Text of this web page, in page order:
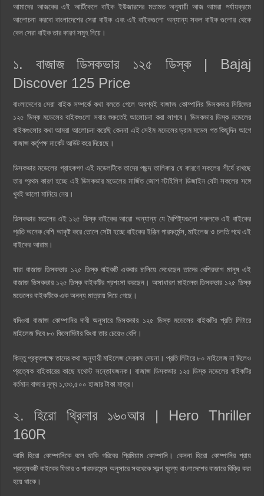
আমাদের আজকের এই আর্টিকেলে বাইক ইউজারদের মতামত অনুযায়ী আজ আমরা পর্যায়ক্রমে
আলোচনা করবো বাংলাদেশের সেরা বাইক এবং এই বাইকগুলাে অন্যান্য সকল বাইক গুলোর থেকে
কেন সেরা বাইক তার কারণ সমুহ নিয়ে।
১. বাজাজ ডিসকভার ১২৫ ডিস্ক | Bajaj
Discover 125 Price
বাংলাদেশের সেরা বাইক সম্পর্কে কথা বলতে গেলে অবশ্যই বাজাজ কোম্পানির ডিসকভার সিরিজের
১২৫ ডিস্ক মডেলের বাইকগুলো সবার শুরুতেই আলোচনা করা লাগবে। ডিসকভার ডিস্ক মডেলের
বাইকগুলোর কথা আমরা আলোচনা করেছি কেননা এই সেইম মডেলের ড্রাম মডেল গত কিছুদিন আগে
বাজাজ কর্তৃপক্ষ মার্কেট আউট করে দিয়েছে।
ডিসকভার মডেলের গ্রাহকগণ এই মডেলটিকে তাদের পছন্দ তালিকায় যে কারণে সকলের শীর্ষে রাখছে
তার প্রথম কারণ হচ্ছে এই ডিসকভার মডেলের মার্জিত জোশ স্টাইলিশ ডিজাইন যেটা সকলের সঙ্গে
খুবই ভালো মানিয়ে নেয়।
ডিসকভার মডলের এই ১২৫ ডিস্ক বাইকের আরো অন্যান্য যে বৈশিষ্ট্যগুলো সকলকে এই বাইকের
প্রতি অনেক বেশি আকৃষ্ট করে তোলে সেটা হচ্ছে বাইকের ইঞ্জিন পারফর্মেন্স, মাইলেজ ও চলতি পথে এই
বাইকের আরাম।
যারা বাজাজ ডিসকভার ১২৫ ডিস্ক বাইকটি একবার চালিয়ে দেখেছেন তাদের বেশিরভাগ মানুষ এই
বাজাজ ডিসকভার ১২৫ ডিস্ক বাইকটির প্রশংসা করছেন। অসাধারণ মাইলেজ ডিসকভার ১২৫ ডিস্ক
মডেলের বাইকটিকে এক অনন্য মাত্রায় নিয়ে গেছে।
যদিওবা বাজাজ কোম্পানির দাবী অনুসারে ডিসকভার ১২৫ ডিস্ক মডেলের বাইকটির প্রতি লিটারে
মাইলেজ দিবে ৮০ কিলোমিটার কিংবা তার চেয়েও বেশি।
কিন্তু প্রকৃতপক্ষে তাদের কথা অনুযায়ী মাইলেজ সেরকম দেয়না। প্রতি লিটারে ৮০ মাইলেজ না দিলেও
প্রত্যেক বাইকারের কাছে যথেস্ট সন্তোষজনক। বাজাজ ডিসকভার ১২৫ ডিস্ক মডেলের বাইকটির
বর্তমান বাজার মূল্য ১,৩৩,৫০০ হাজার টাকা মাত্র।
২. হিরো থ্রিলার ১৬০আর | Hero Thriller
160R
আমি হিরো কোম্পানিকে বলে থাকি গরিবের প্রিমিয়াম কোম্পানি। কেননা হিরো কোম্পানির প্রায়
প্রত্যেকটি বাইকের ফিচার ও পারফরমেন্স অনুসারে সবথেকে স্বল্প মূল্যে বাংলাদেশের বাজারে বিক্রি করা
হয়ে থাকে।